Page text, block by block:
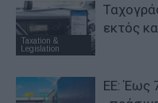
Taxation &
Legislation
εκτός
ΕΕ: Έως